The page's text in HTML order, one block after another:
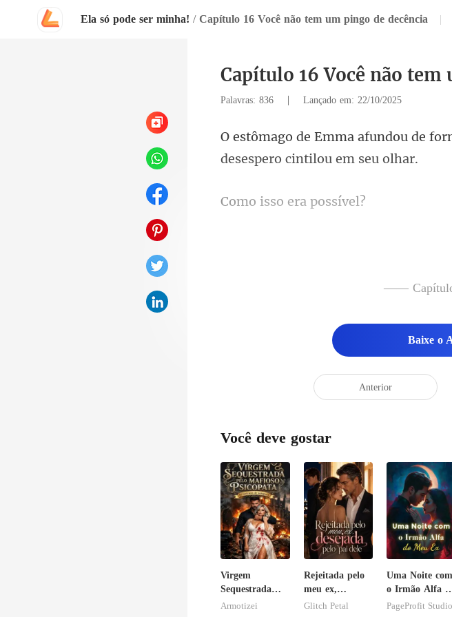
Ela só pode ser minha! / Capítulo 16 Você não tem um pingo de decência |
Capítulo 16 Você não tem
Palavras: 836 | Lançado em: 22/10/2025
o era po
——
Baixe o
Anterior
Você deve gostar
Virgem
Sequestrada
pelo Mafioso
Armotizei
Rejeitada pelo
meu ex,
desejada pelo
Glitch Petal
Uma Noite com
o Irmão Alfa
Meu Ex
PageProfit Studio